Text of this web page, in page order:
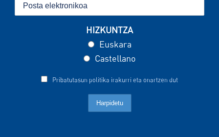
HIZKUNTZA
Euskara
Castellano
Pribatutasun politika irakurri eta onartzen dut